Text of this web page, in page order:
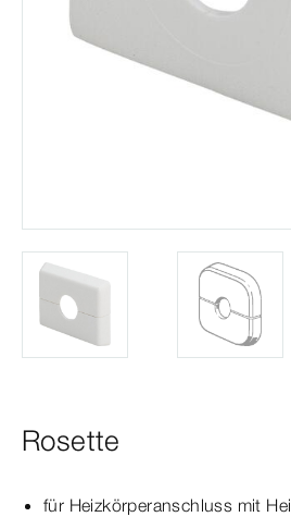
Rosette
für Heizkörperanschluss mit